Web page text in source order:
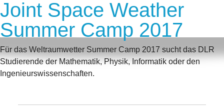
Joint Space Weather
Summer Camp 2017
Für das Weltraumwetter Summer Camp 2017 sucht das DLR
Studierende der Mathematik, Physik, Informatik oder den
Ingenieurswissenschaften.